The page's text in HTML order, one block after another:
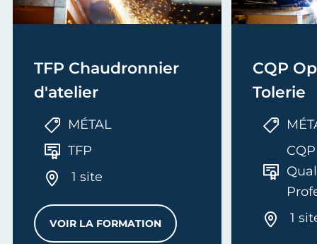
TFP Chaudronnier
d'atelier
MÉTAL
TFP
1 site
VOIR LA FORMATIONTFP CHAUDRONNIER D'ATELIER
CQP
Tolerie
1